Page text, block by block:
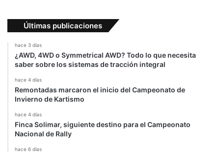
Últimas publicaciones
hace 3 días
¿AWD, 4WD o Symmetrical AWD? Todo lo que necesita
saber sobre los sistemas de tracción integral
hace 4 días
Remontadas marcaron el inicio del Campeonato de
Invierno de Kartismo
hace 4 días
Finca Solimar, siguiente destino para el Campeonato
Nacional de Rally
hace 6 días